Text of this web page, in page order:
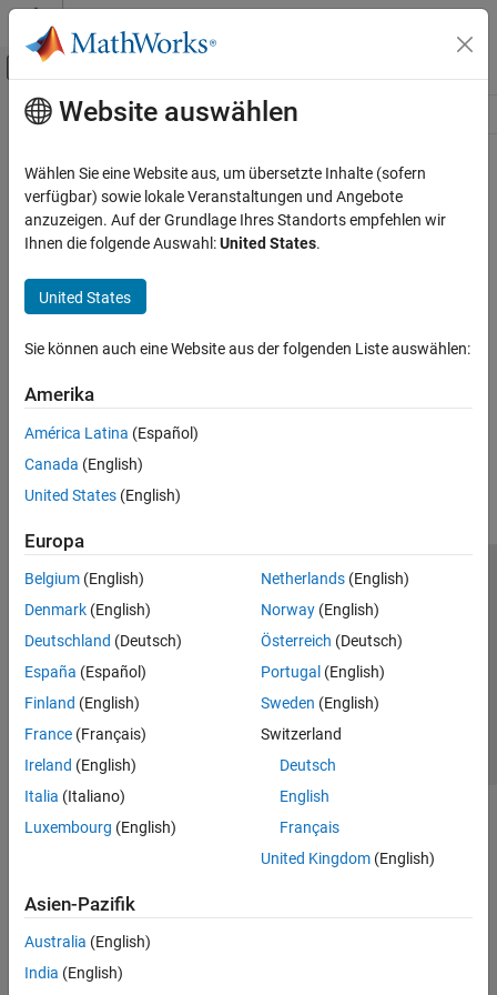
Weiter zum Inhalt
Umschaltung für Off-Canvas-
Ressource
Hauptinhalt
Website auswählen
Wählen Sie eine Website aus, um übersetzte Inhalte (sofern
verfügbar) sowie lokale Veranstaltungen und Angebote
anzuzeigen. Auf der Grundlage Ihres Standorts empfehlen wir
Ihnen die folgende Auswahl:United States.
United States
Sie können auch eine Website aus der folgenden Liste auswählen:
Amerika
América Latina (Español)
Canada (English)
United States (English)
Europa
Belgium (English)
Denmark (English)
Deutschland (Deutsch)
España (Español)
Finland (English)
France (Français)
Ireland (English)
Italia (Italiano)
Luxembourg (English)
Netherlands(English)
Norway(English)
Österreich (Deutsch)
Portugal (English)
Sweden (English)
Switzerland
Deutsch
English
Français
United Kingdom(English)
Asien-Pazifik
Australia (English)
India (English)
Trust Center
Datenschutz-Richtlinien
Datendiebstahl verhindern
Status von Anwendungen
© 1994-2026 The MathWorks, Inc.
Website auswählen
Deutschland